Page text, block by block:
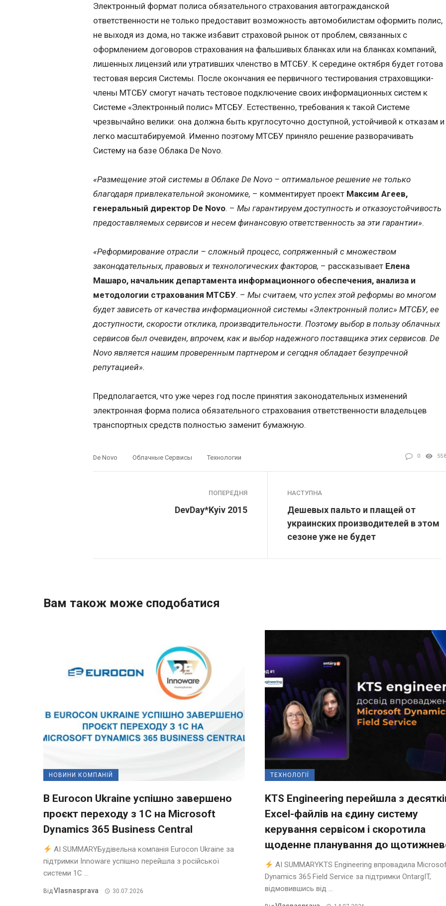
Электронный формат полиса обязательного страхования автогражданской
ответственности не только предоставит возможность автомобилистам оформить полис,
не выходя из дома, но также избавит страховой рынок от проблем, связанных с
оформлением договоров страхования на фальшивых бланках или на бланках компаний,
лишенных лицензий или утративших членство в МТСБУ. К середине октября будет готова
тестовая версия Системы. После окончания ее первичного тестирования страховщики-
члены МТСБУ смогут начать тестовое подключение своих информационных систем к
Системе «Электронный полис» МТСБУ. Естественно, требования к такой Системе
чрезвычайно велики: она должна быть круглосуточно доступной, устойчивой к отказам и
легко масштабируемой. Именно поэтому МТСБУ приняло решение разворачивать
Систему на базе Облака De Novo.
«Размещение этой системы в Облаке De Novo – оптимальное решение не только
благодаря привлекательной экономике, – комментирует проект Максим Агеев,
генеральный директор De Novo. – Мы гарантируем доступность и отказоустойчивость
предоставляемых сервисов и несем финансовую ответственность за эти гарантии».
«Реформирование отрасли – сложный процесс, сопряженный с множеством
законодательных, правовых и технологических факторов, – рассказывает Елена
Машаро, начальник департамента информационного обеспечения, анализа и
методологии страхования МТСБУ. – Мы считаем, что успех этой реформы во многом
будет зависеть от качества информационной системы «Электронный полис» МТСБУ, ее
доступности, скорости отклика, производительности. Поэтому выбор в пользу облачных
сервисов был очевиден, впрочем, как и выбор надежного поставщика этих сервисов. De
Novo является нашим проверенным партнером и сегодня обладает безупречной
репутацией».
Предполагается, что уже через год после принятия законодательных изменений
электронная форма полиса обязательного страхования ответственности владельцев
транспортных средств полностью заменит бумажную.
De Novo Облачные Сервисы Технологии 0 558
ПОПЕРЕДНЯ
DevDay*Kyiv 2015
НАСТУПНА
Дешевых пальто и плащей от
украинских производителей в этом
сезоне уже не будет
Вам також може сподобатися
НОВИНИ КОМПАНІЙ
В Eurocon Ukraine успішно завершено
проєкт переходу з 1С на Microsoft
Dynamics 365 Business Central
AI SUMMARYБудівельна компанія Eurocon Ukraine за
підтримки Innoware успішно перейшла з російської
системи 1С ...
ВідVlasnasprava 30.07.2026
ТЕХНОЛОГІЇ
KTS Engineering перейшла з
Excel-файлів на єдину систему
керування сервісом і скоротила
щоденне планування до
AI SUMMARYKTS Engineering впровадила
Dynamics 365 Field Service за підтримки OntargIT,
відмовившись від ...